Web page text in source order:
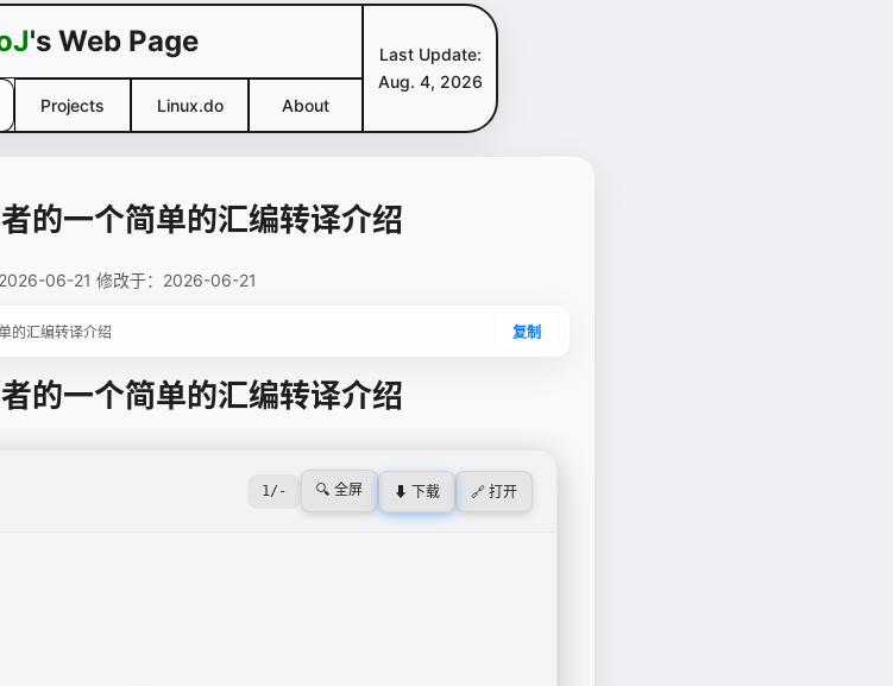
's Web Page
Last Update:
Aug. 4, 2026
Projects Linux.do About
的一个简单的汇编转译介绍
06-21 修改于：2026-06-21
复制
的一个简单的汇编转译介绍
1 / - 🔍 全屏 ⬇ 下载 🔗 打开